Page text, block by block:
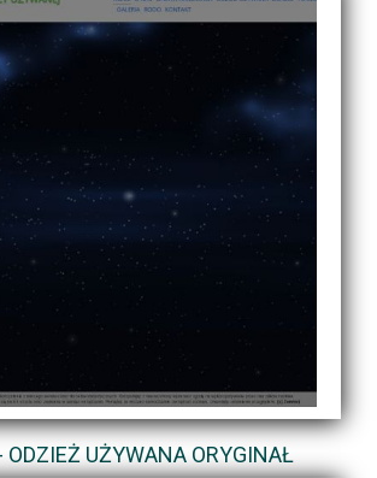
ODZIEŻ UŻYWANA ORYGINAŁ